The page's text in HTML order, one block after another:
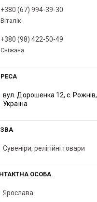
+380 (67) 994-39-30
Віталік
+380 (98) 422-50-49
Сніжана
вул. Дорошенка 12, с. Рожнів,
Україна
Сувеніри, релігійні товари
Ярослава